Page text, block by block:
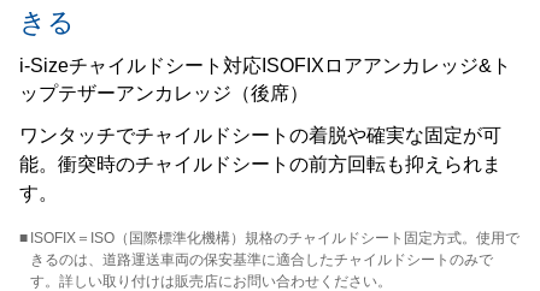
きる
i-Sizeチャイルドシート対応ISOFIXロアアンカレッジ&ト
ップテザーアンカレッジ（後席）
ワンタッチでチャイルドシートの着脱や確実な固定が可
能。衝突時のチャイルドシートの前方回転も抑えられま
す。
■ ISOFIX＝ISO（国際標準化機構）規格のチャイルドシート固定方式。使用で
きるのは、道路運送車両の保安基準に適合したチャイルドシートのみで
す。詳しい取り付けは販売店にお問い合わせください。